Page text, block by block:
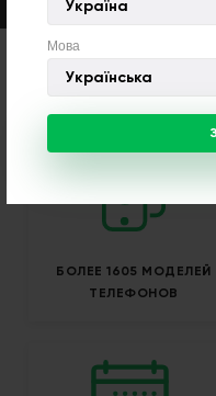
Україна
Мова
Українська
БОЛЕЕ 1605 МОДЕЛЕЙ
ТЕЛЕФОНОВ